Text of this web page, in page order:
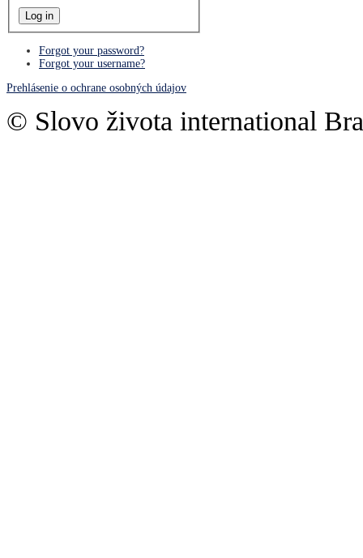
Forgot your password?
Forgot your username?
Prehlásenie o ochrane osobných údajov
© Slovo života international